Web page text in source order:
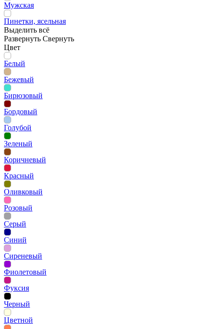
Мужская
Пинетки, ясельная
Выделить всё
Развернуть Свернуть
Цвет
Белый
Бежевый
Бирюзовый
Бордовый
Голубой
Зеленый
Коричневый
Красный
Оливковый
Розовый
Серый
Синий
Сиреневый
Фиолетовый
Фуксия
Черный
Цветной